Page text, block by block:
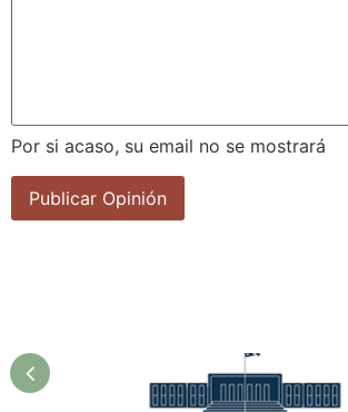
Por si acaso, su email no se mostrará